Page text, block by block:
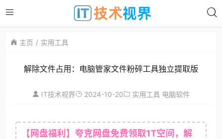
主页 实用工具
解除文件占用：电脑管家文件粉碎工具独立提取版
IT技术视界 2024-10-20 实用工具 电脑软件
【网盘福利】夸克网盘免费领取1T空间，解